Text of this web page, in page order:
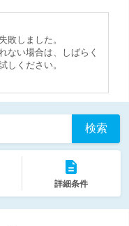
敗しました。
ない場合は、しばらく
しください。
検索
詳細条件